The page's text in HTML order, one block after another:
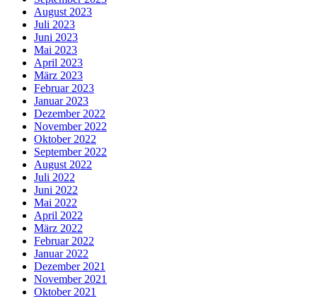
August 2023
Juli 2023
Juni 2023
Mai 2023
April 2023
März 2023
Februar 2023
Januar 2023
Dezember 2022
November 2022
Oktober 2022
September 2022
August 2022
Juli 2022
Juni 2022
Mai 2022
April 2022
März 2022
Februar 2022
Januar 2022
Dezember 2021
November 2021
Oktober 2021